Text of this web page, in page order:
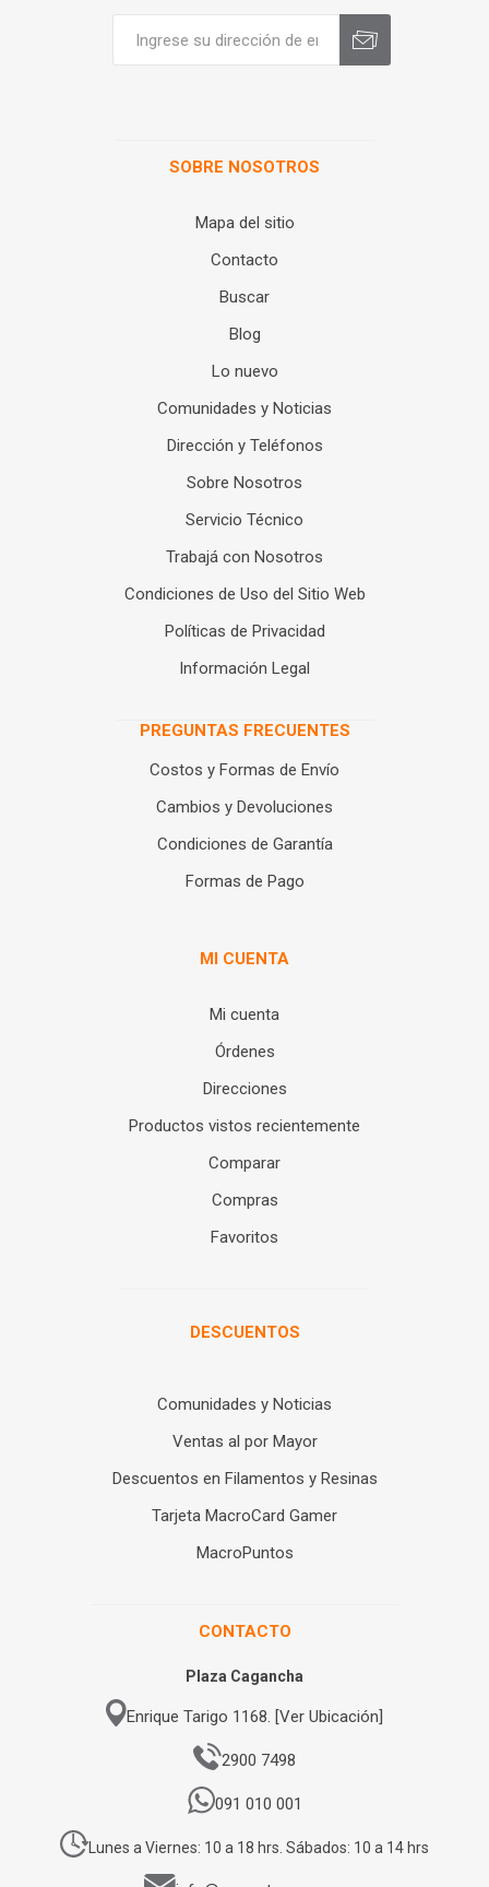
SOBRE NOSOTROS
Mapa del sitio
Contacto
Buscar
Blog
Lo nuevo
Comunidades y Noticias
Dirección y Teléfonos
Sobre Nosotros
Servicio Técnico
Trabajá con Nosotros
Condiciones de Uso del Sitio Web
Políticas de Privacidad
Información Legal
PREGUNTAS FRECUENTES
Costos y Formas de Envío
Cambios y Devoluciones
Condiciones de Garantía
Formas de Pago
MI CUENTA
Mi cuenta
Órdenes
Direcciones
Productos vistos recientemente
Comparar
Compras
Favoritos
DESCUENTOS
Comunidades y Noticias
Ventas al por Mayor
Descuentos en Filamentos y Resinas
Tarjeta MacroCard Gamer
MacroPuntos
CONTACTO
Plaza Cagancha
Enrique Tarigo 1168. [Ver Ubicación]
2900 7498
091 010 001
Lunes a Viernes: 10 a 18 hrs. Sábados: 10 a 14 hrs